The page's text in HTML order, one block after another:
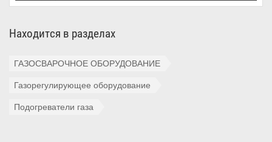
Находится в разделах
ГАЗОСВАРОЧНОЕ ОБОРУДОВАНИЕ
Газорегулирующее оборудование
Подогреватели газа